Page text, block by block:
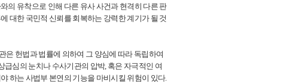
의 유착으로 인해 다른 유사 사건과 현격히 다른 판
대한 국민적 신뢰를 회복하는 강력한 계기가 될 것
은 헌법과 법률에 의하여 그 양심에 따라 독립하여
급심의 눈치나 수사기관의 압박, 혹은 자극적인 여
하는 사법부 본연의 기능을 마비시킬 위험이 있다.